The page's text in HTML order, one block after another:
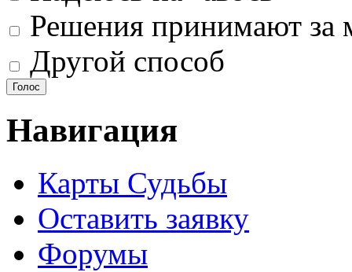
Решения принимают за
Другой способ
Навигация
Карты Судьбы
Оставить заявку
Форумы